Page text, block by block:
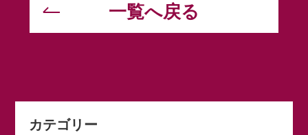
一覧へ戻る
カテゴリー